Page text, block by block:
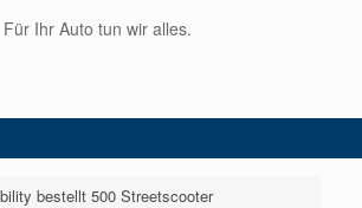
Für Ihr Auto tun wir alles.
bestellt 500 Streetscooter